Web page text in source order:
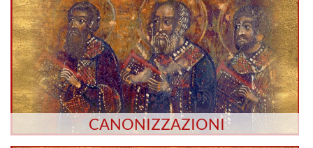
CANONIZZAZIONI